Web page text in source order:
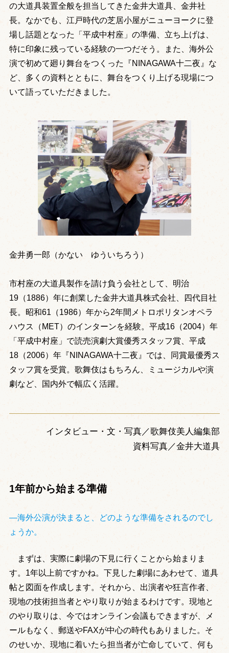
の大道具装置全般を担当してきた金井大道具、金井社
長。なかでも、江戸時代の芝居小屋がニューヨークに登
場し話題となった「平成中村座」の準備、立ち上げは、
特に印象に残っている経験の一つだそう。また、海外公
演で初めて廻り舞台をつくった『NINAGAWA十二夜』な
ど、多くの資料とともに、舞台をつくり上げる現場につ
いて語っていただきました。
金井勇一郎（かない ゆういちろう）
市村座の大道具製作を請け負う会社として、明治
19（1886）年に創業した金井大道具株式会社、四代目社
長。昭和61（1986）年から2年間メトロポリタンオペラ
ハウス（MET）のインターンを経験。平成16（2004）年
「平成中村座」で読売演劇大賞優秀スタッフ賞、平成
18（2006）年『NINAGAWA十二夜』では、同賞最優秀ス
タッフ賞を受賞。歌舞伎はもちろん、ミュージカルや演
劇など、国内外で幅広く活躍。
インタビュー・文・写真／歌舞伎美人編集部
資料写真／金井大道具
1年前から始まる準備
―海外公演が決まると、どのような準備をされるのでし
ょうか。
まずは、実際に劇場の下見に行くことから始まりま
す。1年以上前ですかね。下見した劇場にあわせて、道具
帖と図面を作成します。それから、出演者や狂言作者、
現地の技術担当者とやり取りが始まるわけです。現地と
のやり取りは、今ではオンライン会議もできますが、メ
ールもなく、郵送やFAXが中心の時代もありました。そ
のせいか、現地に着いたら担当者が亡命していて、何も